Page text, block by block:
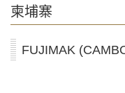
柬埔寨
FUJIMAK